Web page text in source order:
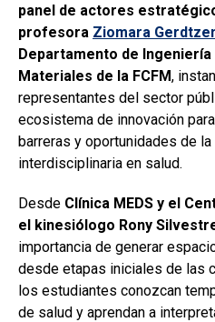
panel de actores
profesora Ziomara
Departamento de
Materiales de la FCFM,
representantes del sector
ecosistema de innovación
barreras y oportunidades de
interdisciplinaria en salud.
Desde Clínica MEDS y el
el kinesiólogo Rony
importancia de generar
desde etapas iniciales de las
los estudiantes conozcan
de salud y aprendan a